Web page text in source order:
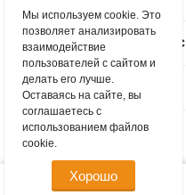
Покупательский сервис
Контакты
© 2004 - 2026 msever.ru.
Мы используем cookie. Это
позволяет анализировать
взаимодействие
пользователей с сайтом и
делать его лучше.
Оставаясь на сайте, вы
соглашаетесь с
использованием файлов
cookie.
Хорошо